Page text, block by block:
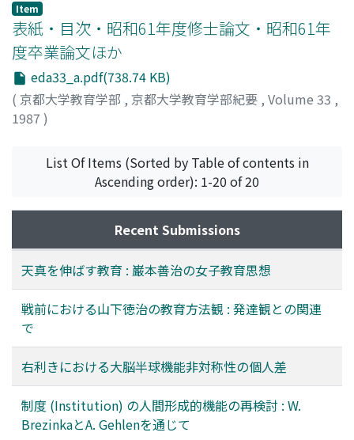
Item
表紙・目次・昭和61年度修士論文・昭和61年
度卒業論文ほか
eda33_a.pdf(738.74 KB)
( 京都大学教育学部 , 京都大学教育学部紀要 , Volume 33 ,
1987 )
List Of Items (Sorted by Table of contents in
Ascending order): 1-20 of 20
Recent Submissions
天真を伸ばす教育 : 巌本善治の女子教育思想
戦前における山下徳治の教育方法観 : 発達観との関連
で
右利きにおける大脳半球機能非対称性の個人差
制度 (Institution) の人間形成的機能の再検討 : W.
BrezinkaとA. Gehlenを通じて